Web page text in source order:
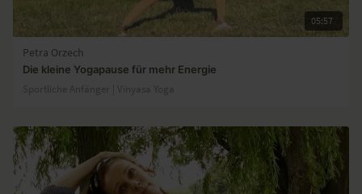
05:57
Petra Orzech
Die kleine Yogapause für mehr Energie
Sportliche Anfänger | Vinyasa Yoga